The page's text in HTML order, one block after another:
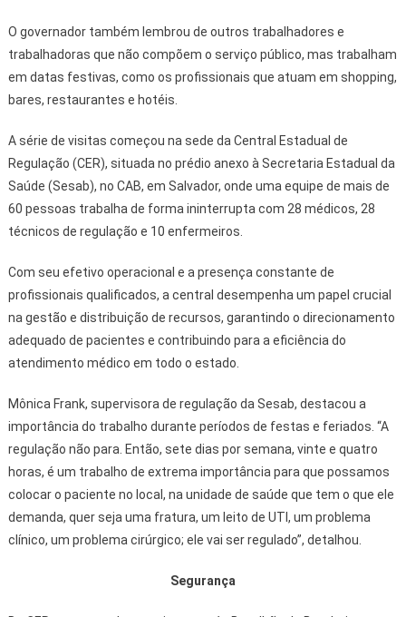
O governador também lembrou de outros trabalhadores e
trabalhadoras que não compõem o serviço público, mas trabalham
em datas festivas, como os profissionais que atuam em shopping,
bares, restaurantes e hotéis.
A série de visitas começou na sede da Central Estadual de
Regulação (CER), situada no prédio anexo à Secretaria Estadual da
Saúde (Sesab), no CAB, em Salvador, onde uma equipe de mais de
60 pessoas trabalha de forma ininterrupta com 28 médicos, 28
técnicos de regulação e 10 enfermeiros.
Com seu efetivo operacional e a presença constante de
profissionais qualificados, a central desempenha um papel crucial
na gestão e distribuição de recursos, garantindo o direcionamento
adequado de pacientes e contribuindo para a eficiência do
atendimento médico em todo o estado.
Mônica Frank, supervisora de regulação da Sesab, destacou a
importância do trabalho durante períodos de festas e feriados. “A
regulação não para. Então, sete dias por semana, vinte e quatro
horas, é um trabalho de extrema importância para que possamos
colocar o paciente no local, na unidade de saúde que tem o que ele
demanda, quer seja uma fratura, um leito de UTI, um problema
clínico, um problema cirúrgico; ele vai ser regulado”, detalhou.
Segurança